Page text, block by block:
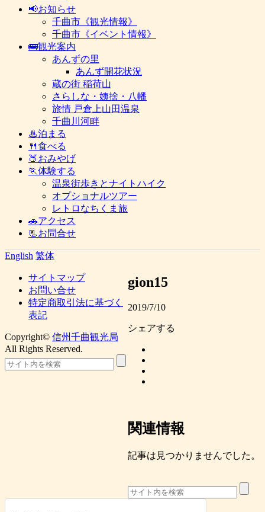
📢お知らせ
千曲市《観光情報》
千曲市《イベント情報》
🚌観光案内
あんずの里
あんず開花状況
蔵の街 稲荷山
さらしな・姨捨・八幡
旅情 戸倉上山田温泉
千曲川河畔
♨泊まる
🍴食べる
🍑おみやげ
🏃体験する
温泉街歩きとナイトハイク
オプショナルツアー
レトロなちくま旅
🚗アクセス
📃お問合せ
English 繁体
gion15
2019/7/10
シェアする
関連情報
記事は見つかりませんでした。
サイトマップ
お問い合せ
特定商取引法に基づく
表記
Copyright© 信州千曲観光局
All Rights Reserved.